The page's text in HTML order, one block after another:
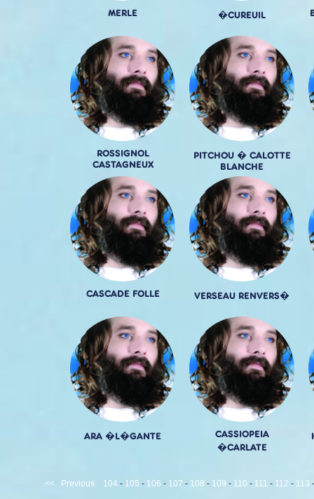
MERLE �CUREUIL
ROSSIGNOL
CASTAGNEUX
PITCHOU � CALOTTE
BLANCHE
CASCADE FOLLE VERSEAU RENVERS�
ARA �L�GANTE
CASSIOPEIA
�CARLATE
<< Previous 104 - 105 - 106 - 107 - 108 - 109 - 110 - 111 - 112 - 113